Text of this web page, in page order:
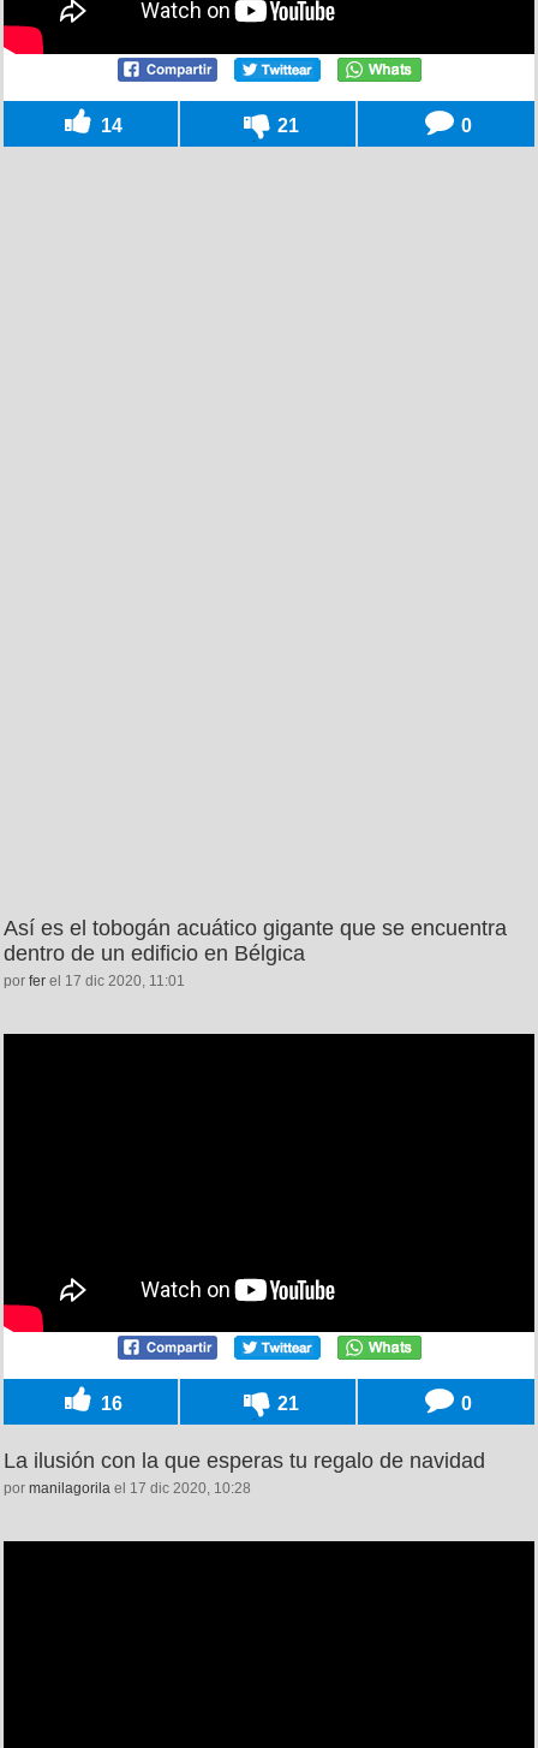
14 21 0
Así es el tobogán acuático gigante que se encuentra
dentro de un edificio en Bélgica
por fer el 17 dic 2020, 11:01
16 21 0
La ilusión con la que esperas tu regalo de navidad
por manilagorila el 17 dic 2020, 10:28